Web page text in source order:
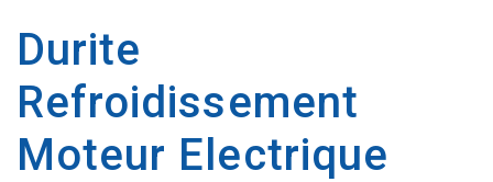
Durite
Refroidissement
Moteur Electrique